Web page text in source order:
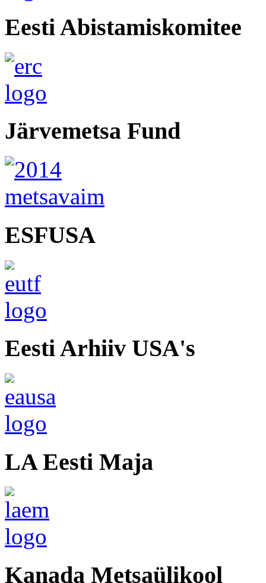
Eesti Abistamiskomitee
Järvemetsa Fund
ESFUSA
Eesti Arhiiv USA's
LA Eesti Maja
Kanada Metsaülikool